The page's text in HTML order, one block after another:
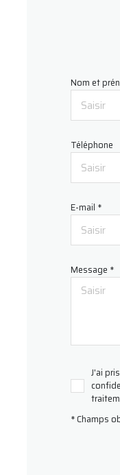
Nom et
Téléphone
E-mail *
Message *
J'ai
* Champs